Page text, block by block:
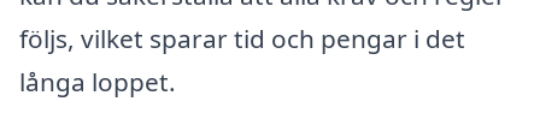
följs, vilket sparar tid och pengar i det
långa loppet.